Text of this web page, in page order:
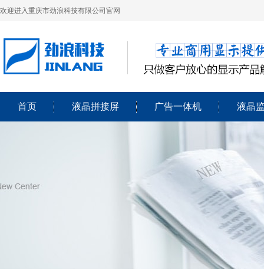
欢迎进入重庆市劲浪科技有限公司官网
首页 液晶拼接屏 广告一体机 液晶